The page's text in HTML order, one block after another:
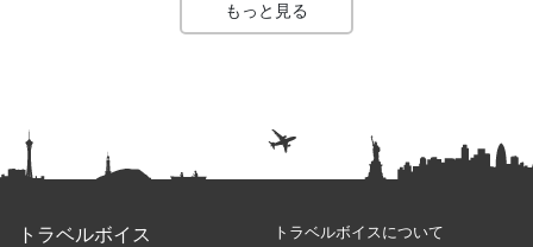
もっと見る
トラベルボイス
トラベルボイスについて